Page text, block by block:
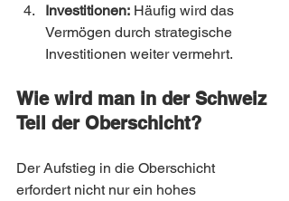
Investitionen: Häufig wird das
Vermögen durch strategische
Investitionen weiter vermehrt.
Wie wird man in der Schweiz
Teil der Oberschicht?
Der Aufstieg in die Oberschicht
erfordert nicht nur ein hohes